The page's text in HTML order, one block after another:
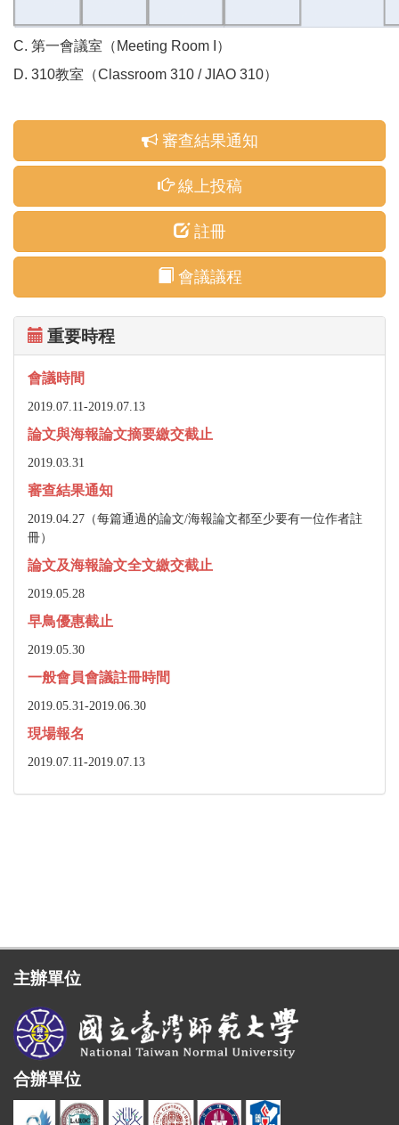
C. 第一會議室（ Meeting Room I ）
D. 310教室（Classroom 310 / JIAO 310）
審查結果通知
線上投稿
註冊
會議議程
重要時程
會議時間
2019.07.11-2019.07.13
論文與海報論文摘要繳交截止
2019.03.31
審查結果通知
2019.04.27（每篇通過的論文/海報論文都至少要有一位作者註
冊）
論文及海報論文全文繳交截止
2019.05.28
早鳥優惠截止
2019.05.30
一般會員會議註冊時間
2019.05.31-2019.06.30
現場報名
2019.07.11-2019.07.13
主辦單位
合辦單位